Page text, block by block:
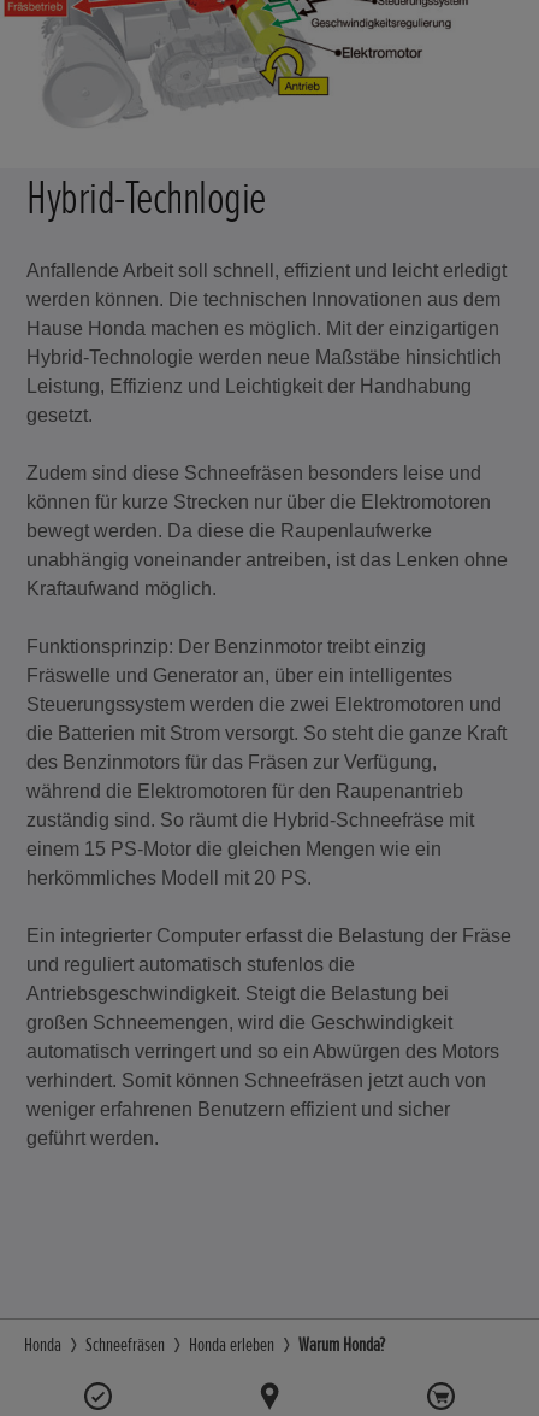
Hybrid-Technlogie
Anfallende Arbeit soll schnell, effizient und leicht erledigt
werden können. Die technischen Innovationen aus dem
Hause Honda machen es möglich. Mit der einzigartigen
Hybrid-Technologie werden neue Maßstäbe hinsichtlich
Leistung, Effizienz und Leichtigkeit der Handhabung
gesetzt.
Zudem sind diese Schneefräsen besonders leise und
können für kurze Strecken nur über die Elektromotoren
bewegt werden. Da diese die Raupenlaufwerke
unabhängig voneinander antreiben, ist das Lenken ohne
Kraftaufwand möglich.
Funktionsprinzip: Der Benzinmotor treibt einzig
Fräswelle und Generator an, über ein intelligentes
Steuerungssystem werden die zwei Elektromotoren und
die Batterien mit Strom versorgt. So steht die ganze Kraft
des Benzinmotors für das Fräsen zur Verfügung,
während die Elektromotoren für den Raupenantrieb
zuständig sind. So räumt die Hybrid-Schneefräse mit
einem 15 PS-Motor die gleichen Mengen wie ein
herkömmliches Modell mit 20 PS.
Ein integrierter Computer erfasst die Belastung der Fräse
und reguliert automatisch stufenlos die
Antriebsgeschwindigkeit. Steigt die Belastung bei
großen Schneemengen, wird die Geschwindigkeit
automatisch verringert und so ein Abwürgen des Motors
verhindert. Somit können Schneefräsen jetzt auch von
weniger erfahrenen Benutzern effizient und sicher
geführt werden.
Honda Schneefräsen Honda erleben Warum Honda?